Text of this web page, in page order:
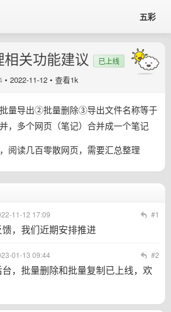
五彩
关功能建议
已上线
• 2022-11-12 • 查看1k
量导出②批量删除③导出文件名称等于
，多个网页（笔记）合并成一个笔记
阅读几百零散网页，需要汇总整理
11-12 17:09 #1
，我们近期安排推进
01-13 09:44 #2
，批量删除和批量复制已上线，欢